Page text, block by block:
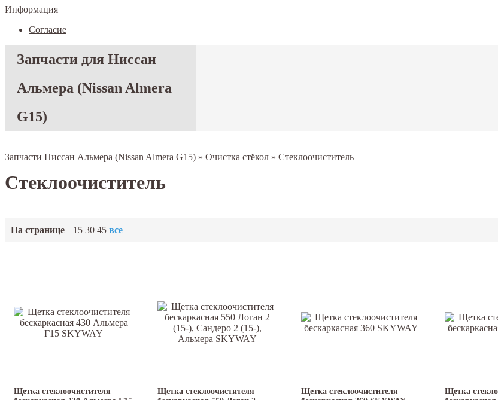
Информация
Согласие
Запчасти для Ниссан
Альмера (Nissan Almera
G15)
Запчасти Ниссан Альмера (Nissan Almera G15) » Очистка стёкол » Стеклоочиститель
Стеклоочиститель
На странице 15 30 45 все
Щетка стеклоочистителя
Щетка стеклоочистителя
Щетка стеклоочистителя
Щетка